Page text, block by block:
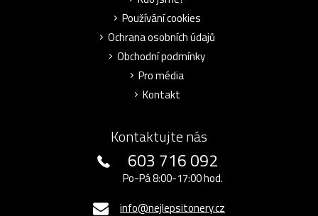
Používání cookies
Ochrana osobních údajů
Obchodní podmínky
Pro média
Kontakt
Kontaktujte nás
603 716 092
Po-Pá 8:00-17:00 hod.
info@nejlepsitonery.cz